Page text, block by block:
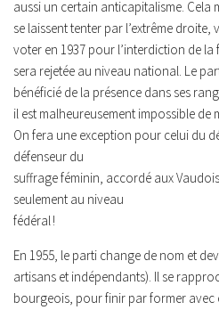
aussi un certain anticapitalisme. Cela
se laissent tenter par l’extrême droite,
voter en 1937 pour l’interdiction de
sera rejetée au niveau national. Le
bénéficié de la présence dans ses
il est malheureusement impossible de
On fera une exception pour celui du
défenseur du
suffrage féminin, accordé aux
seulement au niveau
fédéral !
En 1955, le parti change de nom et
artisans et indépendants). Il se
bourgeois, pour finir par former avec